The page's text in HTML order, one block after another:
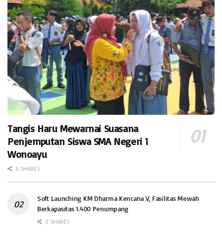
Tangis Haru Mewarnai Suasana
Penjemputan Siswa SMA Negeri 1
Wonoayu
0 SHARES
Soft Launching KM Dharma Kencana V, Fasilitas Mewah
Berkapasitas 1.400 Penumpang
0 SHARES